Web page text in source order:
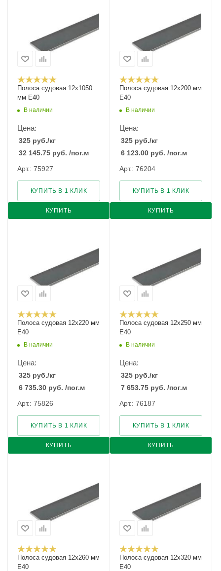
Полоса судовая 12х1050
мм E40
В наличии
Цена:
325 руб./кг
32 145.75 руб. /пог.м
Арт.: 75927
КУПИТЬ
КУПИТЬ В 1 КЛИК
Полоса судовая 12х200 мм
E40
В наличии
Цена:
325 руб./кг
6 123.00 руб. /пог.м
Арт.: 76204
КУПИТЬ
КУПИТЬ В 1 КЛИК
Полоса судовая 12х220 мм
E40
В наличии
Цена:
325 руб./кг
6 735.30 руб. /пог.м
Арт.: 75826
КУПИТЬ
КУПИТЬ В 1 КЛИК
Полоса судовая 12х250 мм
E40
В наличии
Цена:
325 руб./кг
7 653.75 руб. /пог.м
Арт.: 76187
КУПИТЬ
КУПИТЬ В 1 КЛИК
Полоса судовая 12х260 мм
E40
Полоса судовая 12х320 мм
E40